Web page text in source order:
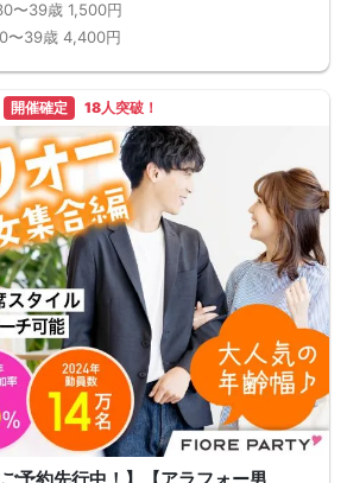
〜39歳 1,500円
〜39歳 4,400円
開催確定 18人突破！